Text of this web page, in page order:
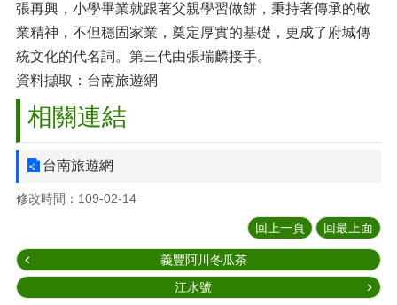
張再興，小學畢業就跟著父親學習做餅，秉持著傳承的敬
業精神，不但穩固家業，奠定厚實的基礎，更成了府城傳
統文化的代名詞。第三代由張瑞麟接手。
資料擷取：台南旅遊網
相關連結
台南旅遊網
修改時間：109-02-14
回上一頁 回最上面
義豐阿川冬瓜茶
江水號